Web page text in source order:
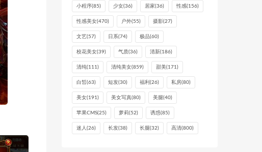
小程序(85) 少女(36) 居家(36) 性感(156)
性感美女(470) 户外(55) 摄影(27)
文艺(57) 日系(74) 极品(60)
校花美女(39) 气质(36) 清新(186)
清纯(111) 清纯美女(859) 甜美(171)
白皙(63) 短发(30) 福利 (26) 私房(80)
美女(191) 美女写真(80) 美腿(40)
苹果CMS(25) 萝莉(52) 诱惑(85)
迷人 (26) 长发(38) 长腿(32) 高清(800)